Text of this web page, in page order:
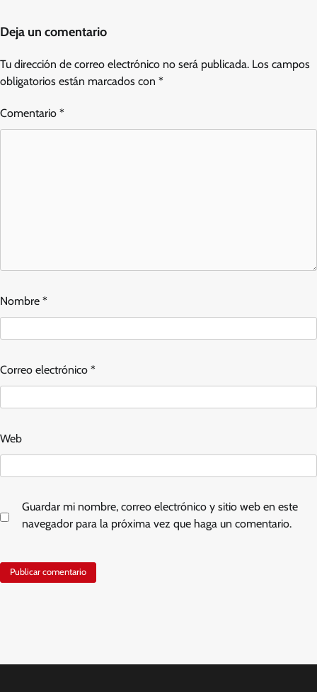
Deja un comentario
Tu dirección de correo electrónico no será publicada. Los campos
obligatorios están marcados con *
Comentario *
Nombre *
Correo electrónico *
Web
Guardar mi nombre, correo electrónico y sitio web en este
navegador para la próxima vez que haga un comentario.